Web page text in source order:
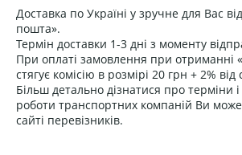
Доставка по Україні у зручне для Вас
пошта».
Термін доставки 1-3 дні з моменту
При оплаті замовлення при отриманні
стягує комісію в розмірі 20 грн + 2%
Більш детально дізнатися про терміни
роботи транспортних компаній Ви
сайті перевізників.